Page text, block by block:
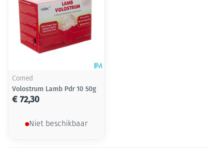
Comed
Volostrum Lamb Pdr 10 50g
€ 72,30
Niet beschikbaar